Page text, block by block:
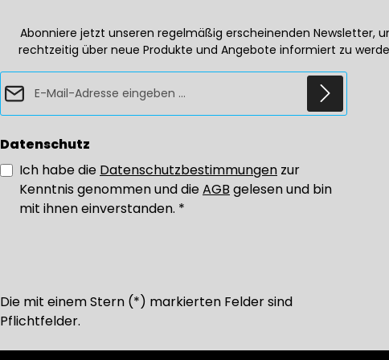
Abonniere jetzt unseren regelmäßig erscheinenden Newsletter,
rechtzeitig über neue Produkte und Angebote informiert zu
Datenschutz
Ich habe die Datenschutzbestimmungen zur
Kenntnis genommen und dieAGB gelesen und bin
mit ihnen einverstanden. *
Die mit einem Stern (*) markierten Felder sind
Pflichtfelder.